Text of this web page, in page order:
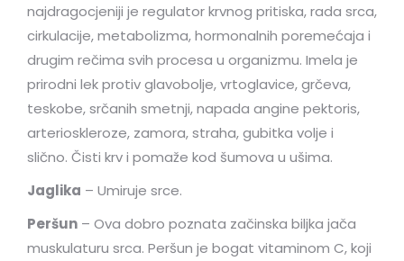
najdragocjeniji je regulator krvnog pritiska, rada srca,
cirkulacije, metabolizma, hormonalnih poremećaja i
drugim rečima svih procesa u organizmu. Imela je
prirodni lek protiv glavobolje, vrtoglavice, grčeva,
teskobe, srčanih smetnji, napada angine pektoris,
arterioskleroze, zamora, straha, gubitka volje i
slično. Čisti krv i pomaže kod šumova u ušima.
Jaglika – Umiruje srce.
Peršun – Ova dobro poznata začinska biljka jača
muskulaturu srca. Peršun je bogat vitaminom C, koji